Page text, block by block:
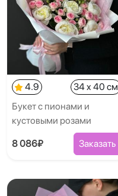
4.9
34 x 40 см
Букет с пионами и
кустовыми розами
8 086₽ Заказать